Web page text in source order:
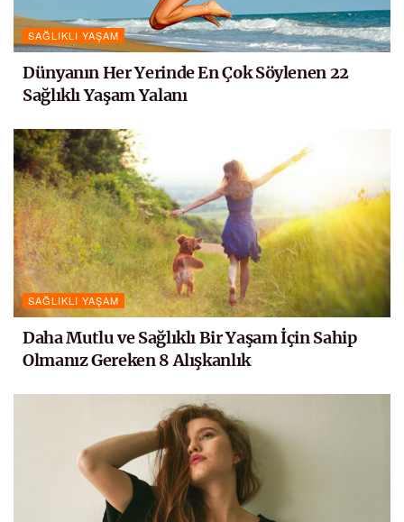
SAĞLIKLI YAŞAM
Dünyanın Her Yerinde En Çok Söylenen 22
Sağlıklı Yaşam Yalanı
SAĞLIKLI YAŞAM
Daha Mutlu ve Sağlıklı Bir Yaşam İçin Sahip
Olmanız Gereken 8 Alışkanlık